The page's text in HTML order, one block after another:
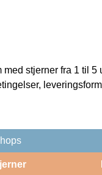
stjerner fra 1 til 5